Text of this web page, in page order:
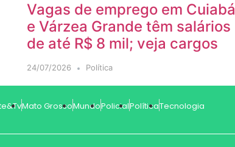
Vagas de emprego em Cuiabá
e Várzea Grande têm salários
de até R$ 8 mil; veja cargos
24/07/2026 Política
Mato GrossoMundoPolicialPolíticaTecnologia